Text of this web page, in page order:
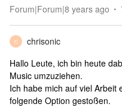
Forum|Forum|8 years ago
C
chrisonic
Hallo Leute, ich bin heute
Music umzuziehen.
Ich habe mich auf viel Arbeit
folgende Option gestoßen.